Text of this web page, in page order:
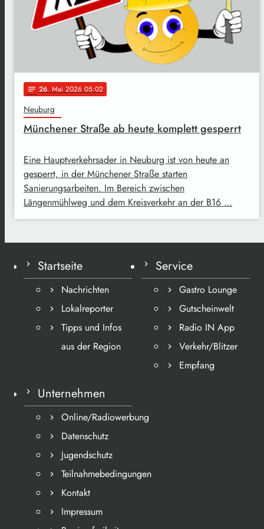
notes 26. Mai 2026 05:02
Neuburg
Münchener Straße ab heute komplett gesperrt
Eine Hauptverkehrsader in Neuburg ist von heute an
gesperrt, in der Münchener Straße starten
Sanierungsarbeiten. Im Bereich zwischen
Längenmühlweg und dem Kreisverkehr an der B16 …
Startseite
Nachrichten
Lokalreporter
Tipps und Infos
aus der Region
Service
Gastro Lounge
Gutscheinwelt
Radio IN App
Verkehr/Blitzer
Empfang
Unternehmen
Online/Radiowerbung
Datenschutz
Jugendschutz
Teilnahmebedingungen
Kontakt
Impressum